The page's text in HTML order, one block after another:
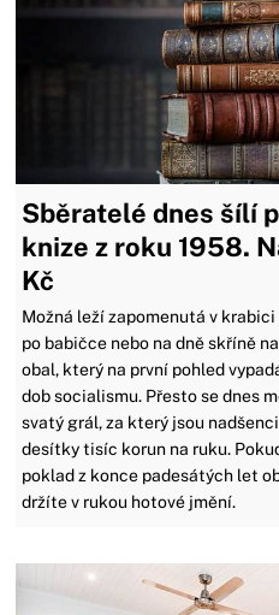
Sběratelé dnes šílí
knize z roku 1958.
Kč
Možná leží zapomenutá v
po babičce nebo na dně skříně
obal, který na první pohled
dob socialismu. Přesto se dnes
svatý grál, za který jsou
desítky tisíc korun na ruku.
poklad z konce padesátých let
držíte v rukou hotové jmění.